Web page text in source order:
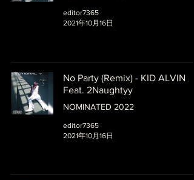
editor7365
2021年10月16日
No Party (Remix) - KID ALVIN
Feat. 2Naughtyy
NOMINATED 2022
editor7365
2021年10月16日